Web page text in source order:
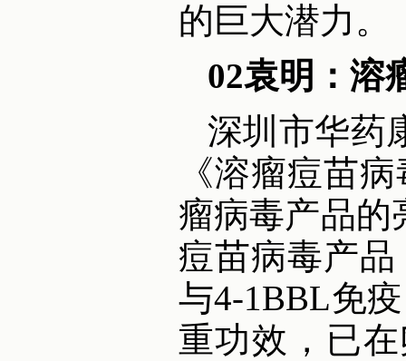
的巨大潜力。
02袁明：溶
深圳市华药
《溶瘤痘苗
瘤病毒产品的
痘苗病毒产
与4-1BBL免
重功效，已